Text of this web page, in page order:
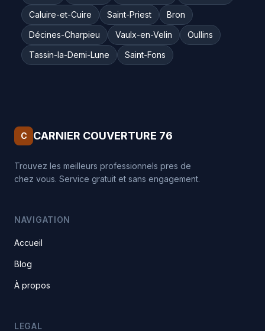
Caluire-et-Cuire
Saint-Priest
Bron
Décines-Charpieu
Vaulx-en-Velin
Oullins
Tassin-la-Demi-Lune
Saint-Fons
C CARNIER COUVERTURE 76
Trouvez les meilleurs professionnels pres de
chez vous. Service gratuit et sans engagement.
NAVIGATION
Accueil
Blog
À propos
LEGAL